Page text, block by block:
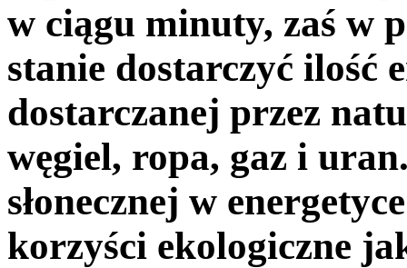
w ciągu minuty, zaś w
stanie dostarczyć ilość
dostarczanej przez
węgiel, ropa, gaz i
słonecznej w
korzyści ekologiczne